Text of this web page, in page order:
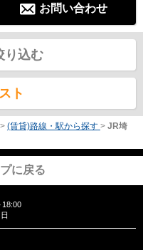
お問い合わせ
り込む
ト
> (賃貸)路線・駅から探す > JR埼
に戻る
18:00